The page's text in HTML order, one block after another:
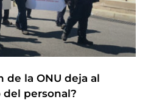
de la ONU deja al
personal?